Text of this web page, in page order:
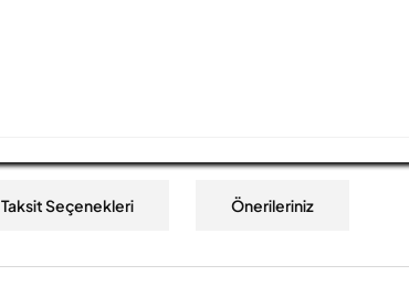
Taksit Seçenekleri Önerileriniz